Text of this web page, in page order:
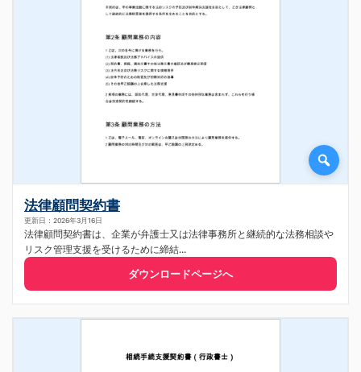
法律顧問契約書
更新日：2026年3月16日
法律顧問契約書は、企業が弁護士又は法律事務所と継続的な法務相談や
リスク管理支援を受けるために締結...
ダウンロードページへ